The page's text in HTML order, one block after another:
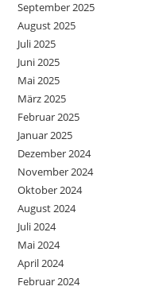
September 2025
August 2025
Juli 2025
Juni 2025
Mai 2025
März 2025
Februar 2025
Januar 2025
Dezember 2024
November 2024
Oktober 2024
August 2024
Juli 2024
Mai 2024
April 2024
Februar 2024